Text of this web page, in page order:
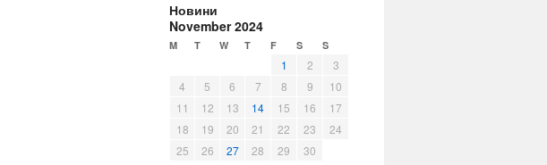
Новини
November 2024
M T W T F S S
1 2
3
4
5 6 7 8 9
10
11
12 13 14 15 16
17
18
19 20 21 22 23
24
25
26 27 28 29 30